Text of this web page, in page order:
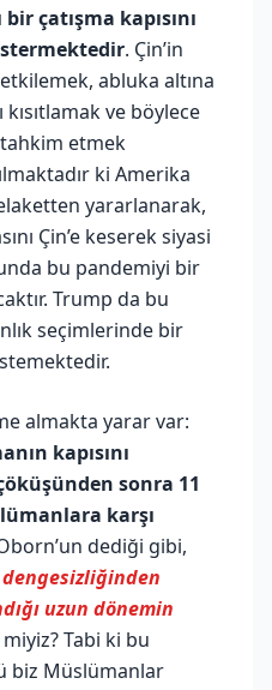
çatışma kapısını
. Çin’in
abluka altına
ve böylece
etmek
ki Amerika
yararlanarak,
Çin’e keserek siyasi
bu pandemiyi bir
Trump da bu
seçimlerinde bir
almakta yarar var:
kapısını
sonra 11
karşı
dediği gibi,
dengesizliğinden
uzun dönemin
miyiz? Tabi ki bu
biz Müslümanlar